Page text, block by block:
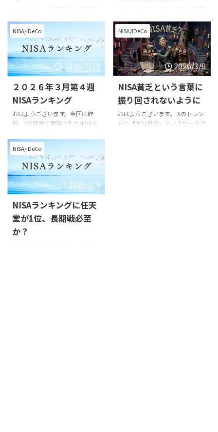
家にこもって読書にいそしんでい
ます。 読んでいるのは小説版の転
スラで、買っているのに読んでい
ない状態だったのでこれを機に少
しずつ読んでいます。 そう言えば
今週はアニメが休みだったのか
な？ 私は普段はABEMAで後から
みる派で日曜日に更新されている
ので見ようと思ったら更新されて
いなかったので今週は休みかと思
いながら小説版を読むことにしま
が、小説版は完結しています。今
は20巻くらいなのでうまくいけ
ば連休中に完読できるかも ...
おはようございます。今日は日曜
まいました。 二度寝しようと思
ったのですがうまく寝付けずブロ
グ記事を更新しています。 昨
日、SBI証券から更新されたNISA
ランキングを見ていると１位の銘
柄に少し驚きました。 あの銘柄
がまさか１位になる日が来ると
は・・・ その銘柄とは、フジク
ラです。古河電気工業と住友電気
工業と並んで電線御三家と言われ
る会社です。 データセンター向
NISA/iDeCo
2026/3/29
２０２６年３月第４週
NISAランキング
おはようございます。今回は昨
日、SBI証券で更新されたNISAラ
す。 最近、全く更新していませ
んでしたがどんな銘柄がランクイ
ンしているでしょうか 8306
MUFG 7267 ホンダ 7011 三菱
重工 1540 純金上場信託
8729 ソニーFG 7203 トヨタ
5401 日本製鉄 8001 伊藤忠商
事 9432 NTT 8316 三井住友
FG 金融株は依然として人気の印
象 １位は三菱UFJフィナンシャル
NISA/iDeCo
2026/3/8
NISA貧乏という言葉に
振り回されないように
おはようございます。 Xのトレン
ドに「NISA貧乏」というワードが
NISA/iDeCo
2026/2/9
NISAランキングに任天
堂が1位、長期戦必至
か？